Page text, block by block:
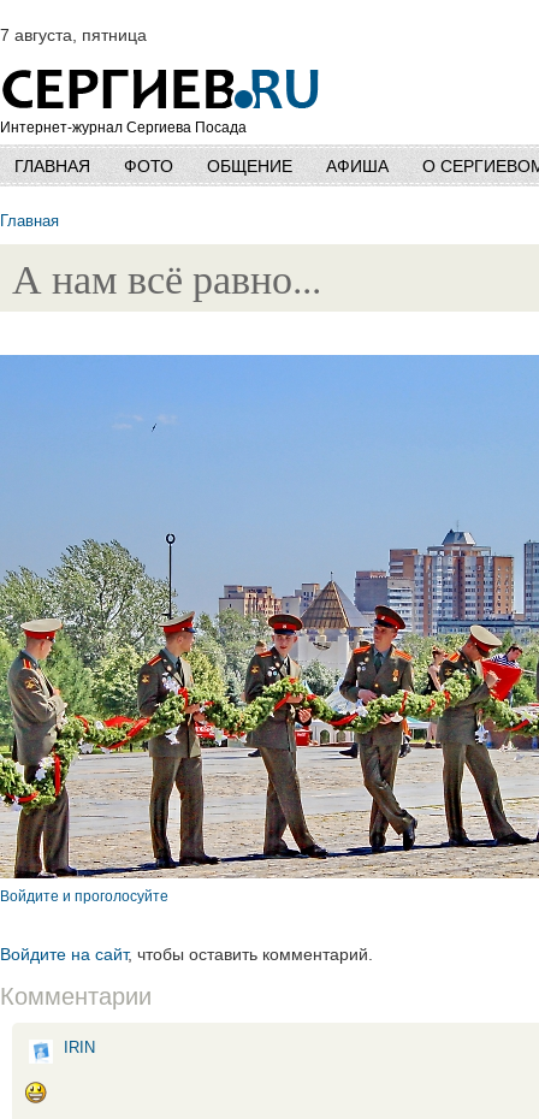
7 августа, пятница
Интернет-журнал Сергиева Посада
ГЛАВНАЯ ФОТО ОБЩЕНИЕ АФИША О
Главная
А нам всё равно...
Войдите и проголосуйте
Войдите на сайт, чтобы оставить комментарий.
Комментарии
IRIN